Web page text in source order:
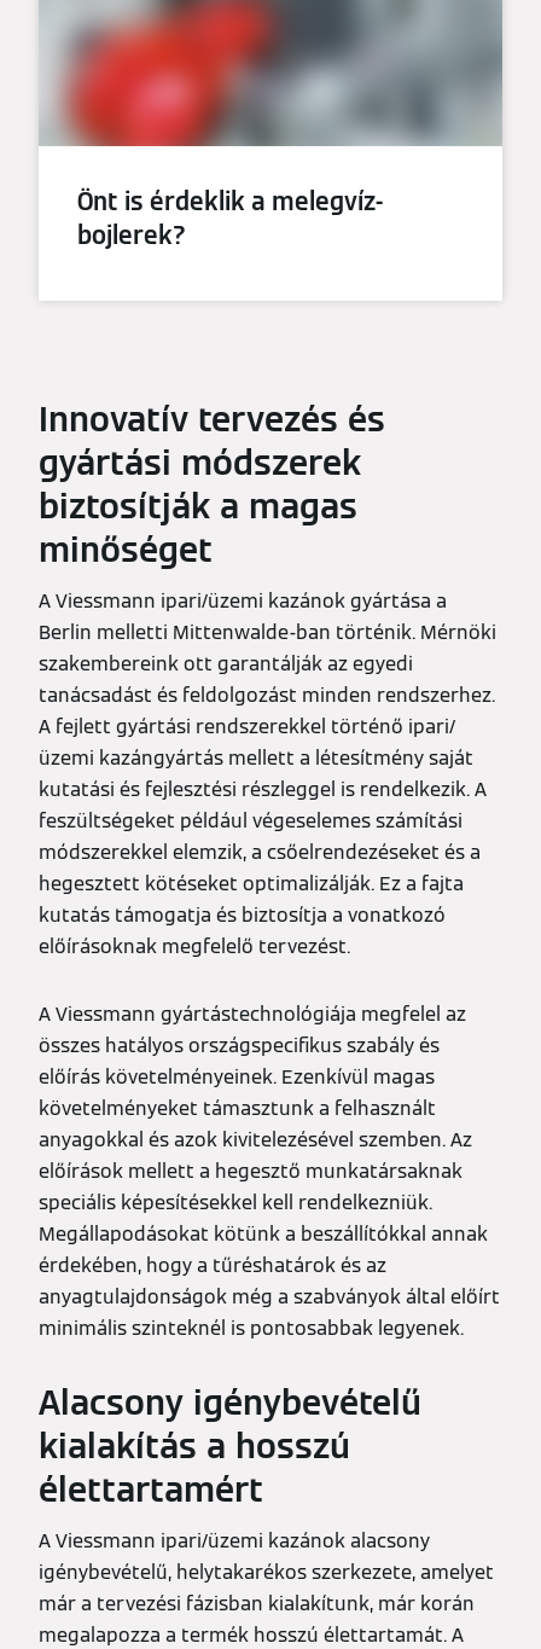
Önt is érdeklik a melegvíz-
bojlerek?
Innovatív tervezés és
gyártási módszerek
biztosítják a magas
minőséget
A Viessmann ipari/üzemi kazánok gyártása a
Berlin melletti Mittenwalde-ban történik. Mérnöki
szakembereink ott garantálják az egyedi
tanácsadást és feldolgozást minden rendszerhez.
A fejlett gyártási rendszerekkel történő ipari/
üzemi kazángyártás mellett a létesítmény saját
kutatási és fejlesztési részleggel is rendelkezik. A
feszültségeket például végeselemes számítási
módszerekkel elemzik, a csőelrendezéseket és a
hegesztett kötéseket optimalizálják. Ez a fajta
kutatás támogatja és biztosítja a vonatkozó
előírásoknak megfelelő tervezést.
A Viessmann gyártástechnológiája megfelel az
összes hatályos országspecifikus szabály és
előírás követelményeinek. Ezenkívül magas
követelményeket támasztunk a felhasznált
anyagokkal és azok kivitelezésével szemben. Az
előírások mellett a hegesztő munkatársaknak
speciális képesítésekkel kell rendelkezniük.
Megállapodásokat kötünk a beszállítókkal annak
érdekében, hogy a tűréshatárok és az
anyagtulajdonságok még a szabványok által előírt
minimális szinteknél is pontosabbak legyenek.
Alacsony igénybevételű
kialakítás a hosszú
élettartamért
A Viessmann ipari/üzemi kazánok alacsony
igénybevételű, helytakarékos szerkezete, amelyet
már a tervezési fázisban kialakítunk, már korán
megalapozza a termék hosszú élettartamát. A